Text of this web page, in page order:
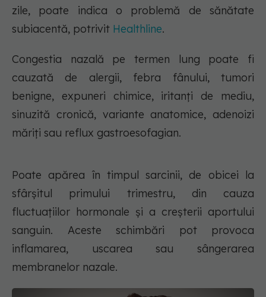
zile, poate indica o problemă de sănătate
subiacentă, potrivit Healthline.
Congestia nazală pe termen lung poate fi
cauzată de alergii, febra fânului, tumori
benigne, expuneri chimice, iritanți de mediu,
sinuzită cronică, variante anatomice, adenoizi
măriți sau reflux gastroesofagian.
Poate apărea în timpul sarcinii, de obicei la
sfârșitul primului trimestru, din cauza
fluctuațiilor hormonale și a creșterii aportului
sanguin. Aceste schimbări pot provoca
inflamarea, uscarea sau sângerarea
membranelor nazale.